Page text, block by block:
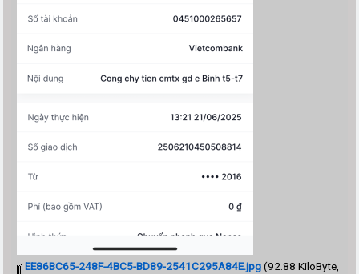
--
EE86BC65-248F-4BC5-BD89-2541C295A84E.jpg(92.88 KiloByte,